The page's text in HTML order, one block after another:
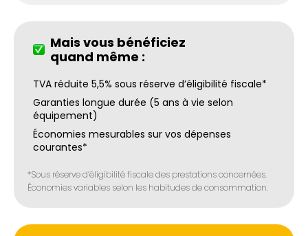
Mais vous bénéficiez
quand même :
TVA réduite 5,5% sous réserve d’éligibilité fiscale*
Garanties longue durée (5 ans à vie selon
équipement)
Économies mesurables sur vos dépenses
courantes*
*Sous réserve d’éligibilité fiscale des prestations concernées.
Économies variables selon les habitudes de consommation.